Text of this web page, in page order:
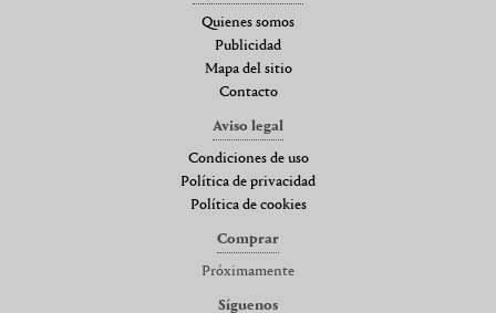
Quienes somos
Publicidad
Mapa del sitio
Contacto
Aviso legal
Condiciones de uso
Política de privacidad
Política de cookies
Comprar
Próximamente
Síguenos